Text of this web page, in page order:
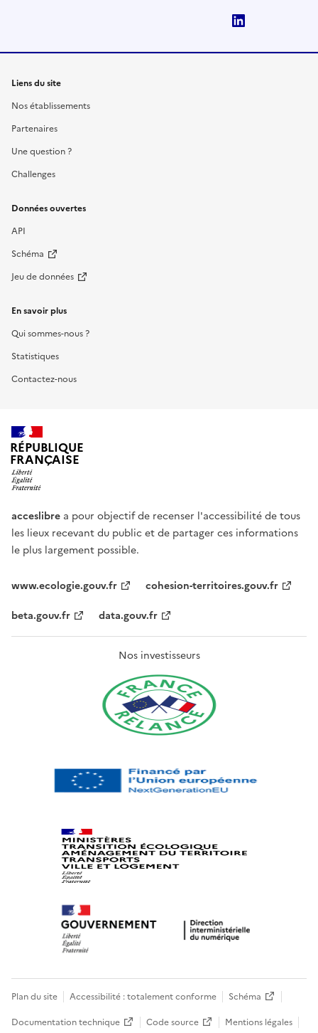
Liens du site
Nos établissements
Partenaires
Une question ?
Challenges
Données ouvertes
API
Schéma
Jeu de données
En savoir plus
Qui sommes-nous ?
Statistiques
Contactez-nous
RÉPUBLIQUE
FRANÇAISE
acceslibre a pour objectif de recenser l'accessibilité de tous
les lieux recevant du public et de partager ces informations
le plus largement possible.
www.ecologie.gouv.fr
cohesion-territoires.gouv.fr
beta.gouv.fr
data.gouv.fr
Nos investisseurs
Plan du site Accessibilité : totalement conforme
Schéma
Documentation technique
Code source Mentions légales